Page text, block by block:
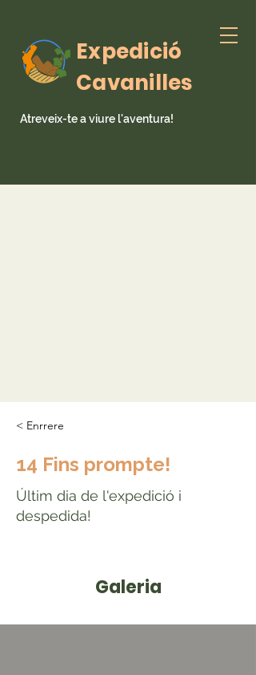
Expedició
Cavanilles
Atreveix-te a viure l'aventura!
< Enrrere
14 Fins prompte!
Últim dia de l'expedició i
despedida!
Galeria